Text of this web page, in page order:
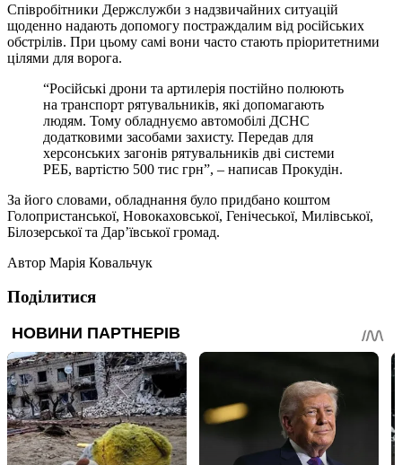
Співробітники Держслужби з надзвичайних ситуацій
щоденно надають допомогу постраждалим від російських
обстрілів. При цьому самі вони часто стають пріоритетними
цілями для ворога.
“Російські дрони та артилерія постійно полюють
на транспорт рятувальників, які допомагають
людям. Тому обладнуємо автомобілі ДСНС
додатковими засобами захисту. Передав для
херсонських загонів рятувальників дві системи
РЕБ, вартістю 500 тис грн”, – написав Прокудін.
За його словами, обладнання було придбано коштом
Голопристанської, Новокаховської, Генічеської, Милівської,
Білозерської та Дар’ївської громад.
Автор Марія Ковальчук
Поділитися